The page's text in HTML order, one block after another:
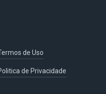
de Uso
de Privacidade